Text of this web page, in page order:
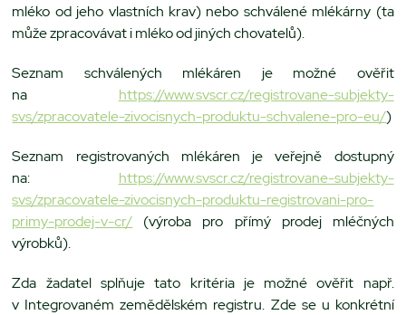
mléko od jeho vlastních krav) nebo schválené mlékárny (ta
může zpracovávat i mléko od jiných chovatelů).
Seznam schválených mlékáren je možné ověřit
na https://www.svscr.cz/registrovane-subjekty-
svs/zpracovatele-zivocisnych-produktu-schvalene-pro-eu/)
Seznam registrovaných mlékáren je veřejně dostupný
na: https://www.svscr.cz/registrovane-subjekty-
svs/zpracovatele-zivocisnych-produktu-registrovani-pro-
primy-prodej-v-cr/ (výroba pro přímý prodej mléčných
výrobků).
Zda žadatel splňuje tato kritéria je možné ověřit např.
v Integrovaném zemědělském registru. Zde se u konkrétní